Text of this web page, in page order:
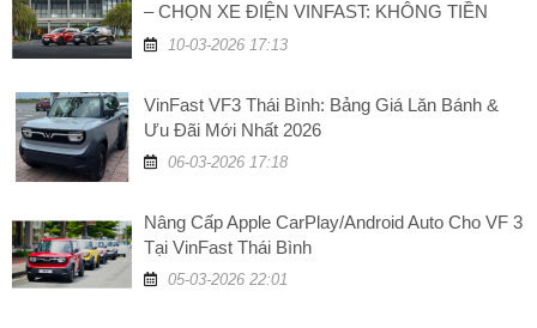
– CHỌN XE ĐIỆN VINFAST: KHÔNG TIỀN
XĂNG, TĂNG GIÁ TRỊ!
10-03-2026 17:13
VinFast VF3 Thái Bình: Bảng Giá Lăn Bánh &
Ưu Đãi Mới Nhất 2026
06-03-2026 17:18
Nâng Cấp Apple CarPlay/Android Auto Cho VF 3
Tại VinFast Thái Bình
05-03-2026 22:01